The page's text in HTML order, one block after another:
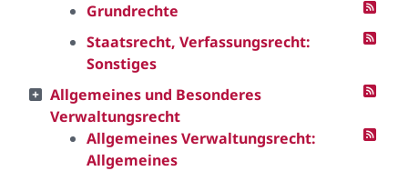
Grundrechte
Staatsrecht, Verfassungsrecht:
Sonstiges
Allgemeines und Besonderes
Verwaltungsrecht
Allgemeines Verwaltungsrecht:
Allgemeines